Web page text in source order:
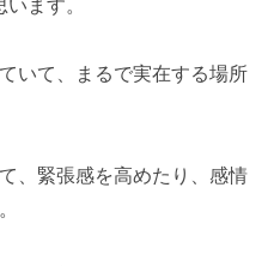
ます。
いて、まるで実在する場所
、緊張感を高めたり、感情